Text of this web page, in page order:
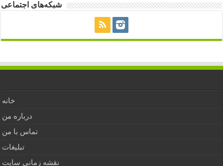
شبکه‌های اجتماعی
خانه
درباره من
تماس با من
تبلیغات
نقشه زمانی سایت